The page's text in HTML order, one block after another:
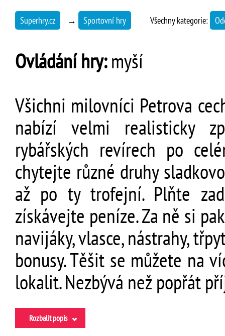
Superhry.cz → Sportovní hry Všechny kategorie:
Ovládání hry:myší
Všichni milovníci Petrova
nabízí velmi realisticky
rybářských revírech po
chytejte různé druhy
až po ty trofejní. Plňte
získávejte peníze. Za ně si
navijáky, vlasce, nástrahy,
bonusy. Těšit se můžete na
lokalit. Nezbývá než popřát
Rozbalit popis